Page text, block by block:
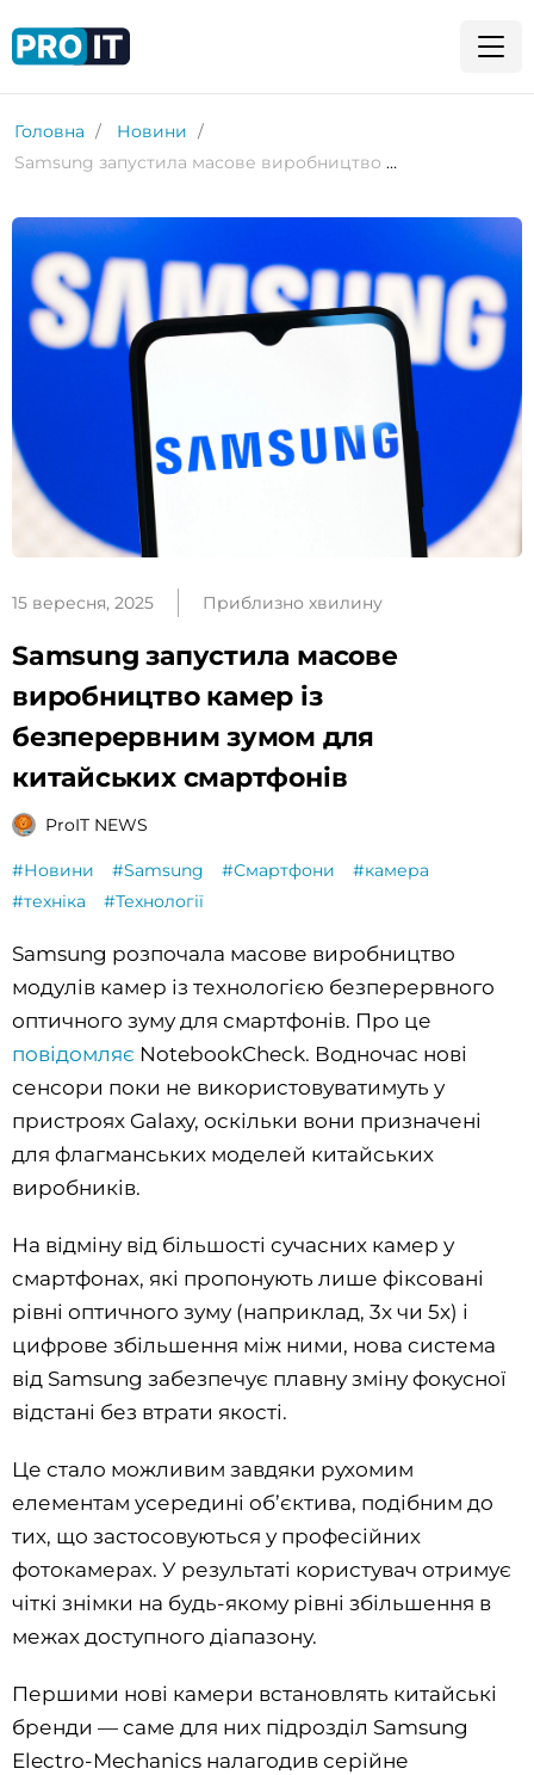
Головна
Новини
Samsung запустила масове виробництво камер із безперервним зумом для китайських смартфонів
15 вересня, 2025 Приблизно хвилину
Samsung запустила масове
виробництво камер із
безперервним зумом для
китайських смартфонів
ProIT NEWS
#Новини #Samsung #Смартфони
#камера
#техніка
#Технології
Samsung розпочала масове виробництво
модулів камер із технологією безперервного
оптичного зуму для смартфонів. Про це
повідомляє NotebookCheck. Водночас нові
сенсори поки не використовуватимуть у
пристроях Galaxy, оскільки вони призначені
для флагманських моделей китайських
виробників.
На відміну від більшості сучасних камер у
смартфонах, які пропонують лише фіксовані
рівні оптичного зуму (наприклад, 3x чи 5x) і
цифрове збільшення між ними, нова система
від Samsung забезпечує плавну зміну фокусної
відстані без втрати якості.
Це стало можливим завдяки рухомим
елементам усередині об’єктива, подібним до
тих, що застосовуються у професійних
фотокамерах. У результаті користувач отримує
чіткі знімки на будь-якому рівні збільшення в
межах доступного діапазону.
Першими нові камери встановлять китайські
бренди — саме для них підрозділ Samsung
Electro-Mechanics налагодив серійне